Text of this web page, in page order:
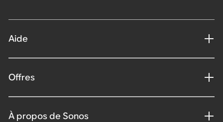
Aide
Offres
À propos de Sonos